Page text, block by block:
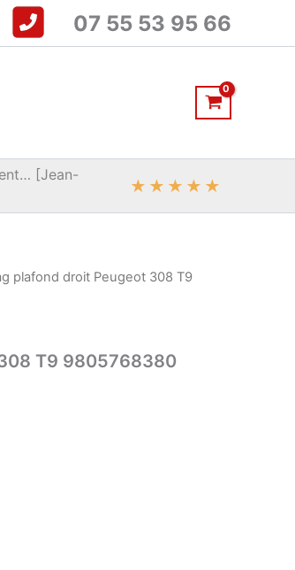
07 55 53 95 66
[Jean-
★ ★ ★ ★ ★
plafond droit Peugeot 308 T9
T9 9805768380